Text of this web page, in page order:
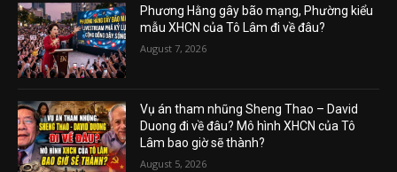
Phương Hằng gây bão mạng, Phường kiểu
mẫu XHCN của Tô Lâm đi về đâu?
August 7, 2026
Vụ án tham nhũng Sheng Thao – David
Duong đi về đâu? Mô hình XHCN của Tô
Lâm bao giờ sẽ thành?
August 5, 2026